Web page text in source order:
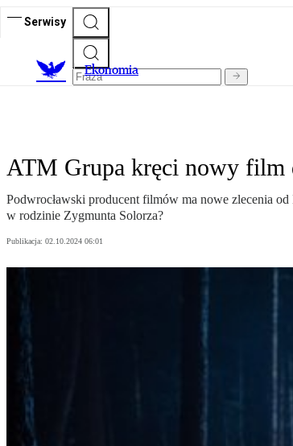
Serwisy
Ekonomia
ATM Grupa kręci nowy film
Podwrocławski producent filmów ma nowe zlecenia
w rodzinie Zygmunta Solorza?
Publikacja: 02.10.2024 06:01